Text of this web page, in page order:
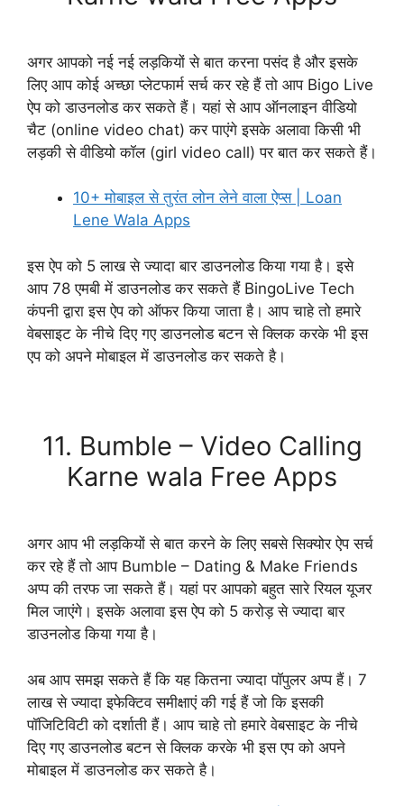
अगर आपको नई नई लड़कियों से बात करना पसंद है और इसके
लिए आप कोई अच्छा प्लेटफार्म सर्च कर रहे हैं तो आप Bigo Live
ऐप को डाउनलोड कर सकते हैं। यहां से आप ऑनलाइन वीडियो
चैट (online video chat) कर पाएंगे इसके अलावा किसी भी
लड़की से वीडियो कॉल (girl video call) पर बात कर सकते हैं।
10+ मोबाइल से तुरंत लोन लेने वाला ऐप्स | Loan
Lene Wala Apps
इस ऐप को 5 लाख से ज्यादा बार डाउनलोड किया गया है। इसे
आप 78 एमबी में डाउनलोड कर सकते हैं BingoLive Tech
कंपनी द्वारा इस ऐप को ऑफर किया जाता है। आप चाहे तो हमारे
वेबसाइट के नीचे दिए गए डाउनलोड बटन से क्लिक करके भी इस
एप को अपने मोबाइल में डाउनलोड कर सकते है।
11. Bumble – Video Calling
Karne wala Free Apps
अगर आप भी लड़कियों से बात करने के लिए सबसे सिक्योर ऐप सर्च
कर रहे हैं तो आप Bumble – Dating & Make Friends
अप्प की तरफ जा सकते हैं। यहां पर आपको बहुत सारे रियल यूजर
मिल जाएंगे। इसके अलावा इस ऐप को 5 करोड़ से ज्यादा बार
डाउनलोड किया गया है।
अब आप समझ सकते हैं कि यह कितना ज्यादा पॉपुलर अप्प हैं। 7
लाख से ज्यादा इफेक्टिव समीक्षाएं की गई हैं जो कि इसकी
पॉजिटिविटी को दर्शाती हैं। आप चाहे तो हमारे वेबसाइट के नीचे
दिए गए डाउनलोड बटन से क्लिक करके भी इस एप को अपने
मोबाइल में डाउनलोड कर सकते है।